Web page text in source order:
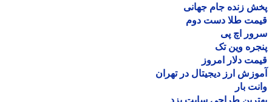
زنده جام جهانی
طلا دست دوم
اچ پی
وین تک
دلار امروز
ارز دیجیتال در تهران
بار